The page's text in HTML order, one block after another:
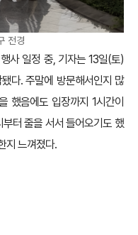
전경
사 일정 중, 기자는 13일(토)
다. 주말에 방문해서인지 많
했음에도 입장까지 1시간이
터 줄을 서서 들어오기도 했
지 느껴졌다.